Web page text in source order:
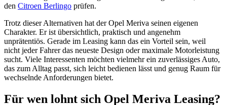
den Citroen Berlingo prüfen.
Trotz dieser Alternativen hat der Opel Meriva seinen eigenen
Charakter. Er ist übersichtlich, praktisch und angenehm
unprätentiös. Gerade im Leasing kann das ein Vorteil sein, weil
nicht jeder Fahrer das neueste Design oder maximale Motorleistung
sucht. Viele Interessenten möchten vielmehr ein zuverlässiges Auto,
das zum Alltag passt, sich leicht bedienen lässt und genug Raum für
wechselnde Anforderungen bietet.
Für wen lohnt sich Opel Meriva Leasing?